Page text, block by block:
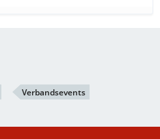
Verbandsevents